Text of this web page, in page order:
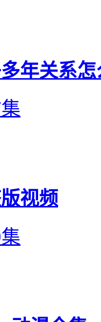
年关系怎
视频